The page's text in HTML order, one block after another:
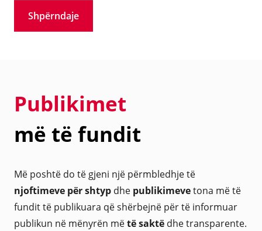
Shpërndaje
Publikimet
më të fundit
Më poshtë do të gjeni një përmbledhje të
njoftimeve për shtyp dhe publikimevetona më të
fundit të publikuara që shërbejnë për të informuar
publikun në mënyrën mëtë saktë dhe transparente.